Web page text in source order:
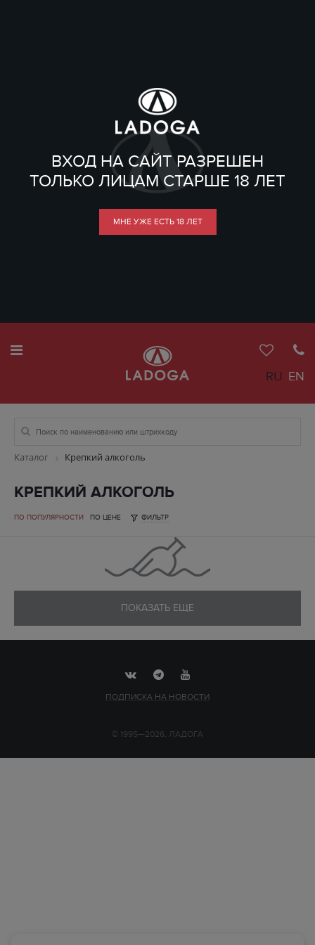
ВХОД НА САЙТ РАЗРЕШЕН
ТОЛЬКО ЛИЦАМ СТАРШЕ 18 ЛЕТ
МНЕ УЖЕ ЕСТЬ 18 ЛЕТ
RU EN
Каталог Крепкий алкоголь
КРЕПКИЙ АЛКОГОЛЬ
ПО ПОПУЛЯРНОСТИ ПО ЦЕНЕ ФИЛЬТР
ПОКАЗАТЬ ЕЩЕ
ПОДПИСКА НА НОВОСТИ
© 1995—2026, ЛАДОГА